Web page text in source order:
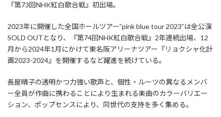
『第73回NHK紅白歌合戦』初出場。
2023年に開催した全国ホールツアー”pink blue tour 2023”は全公演
SOLD OUTとなり、『第74回NHK紅白歌合戦』2年連続出場、12
月から2024年1月にかけて東名阪アリーナツアー『リョクシャ化計
画2023-2024』を開催するなど躍進を続けている。
長屋晴子の透明かつ力強い歌声と、個性・ルーツの異なるメンバ
ー全員が作曲に携わることにより生まれる楽曲のカラーバリエー
ション、ポップセンスにより、同世代の支持を多く集める。